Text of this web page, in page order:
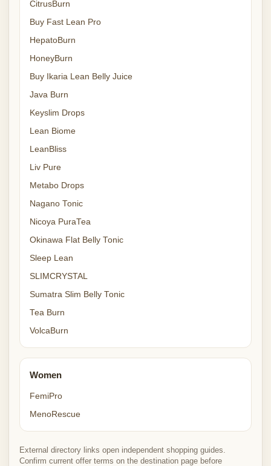
CitrusBurn
Buy Fast Lean Pro
HepatoBurn
HoneyBurn
Buy Ikaria Lean Belly Juice
Java Burn
Keyslim Drops
Lean Biome
LeanBliss
Liv Pure
Metabo Drops
Nagano Tonic
Nicoya PuraTea
Okinawa Flat Belly Tonic
Sleep Lean
SLIMCRYSTAL
Sumatra Slim Belly Tonic
Tea Burn
VolcaBurn
Women
FemiPro
MenoRescue
External directory links open independent shopping guides.
Confirm current offer terms on the destination page before